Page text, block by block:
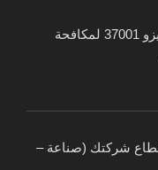
خطوات تطبيق شهادة الايزو 37001 لمكافحة
قطاع شركتك (صناعة –